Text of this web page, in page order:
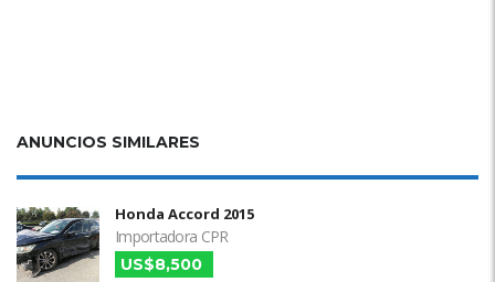
ANUNCIOS SIMILARES
Honda Accord 2015
Importadora CPR
US$8,500